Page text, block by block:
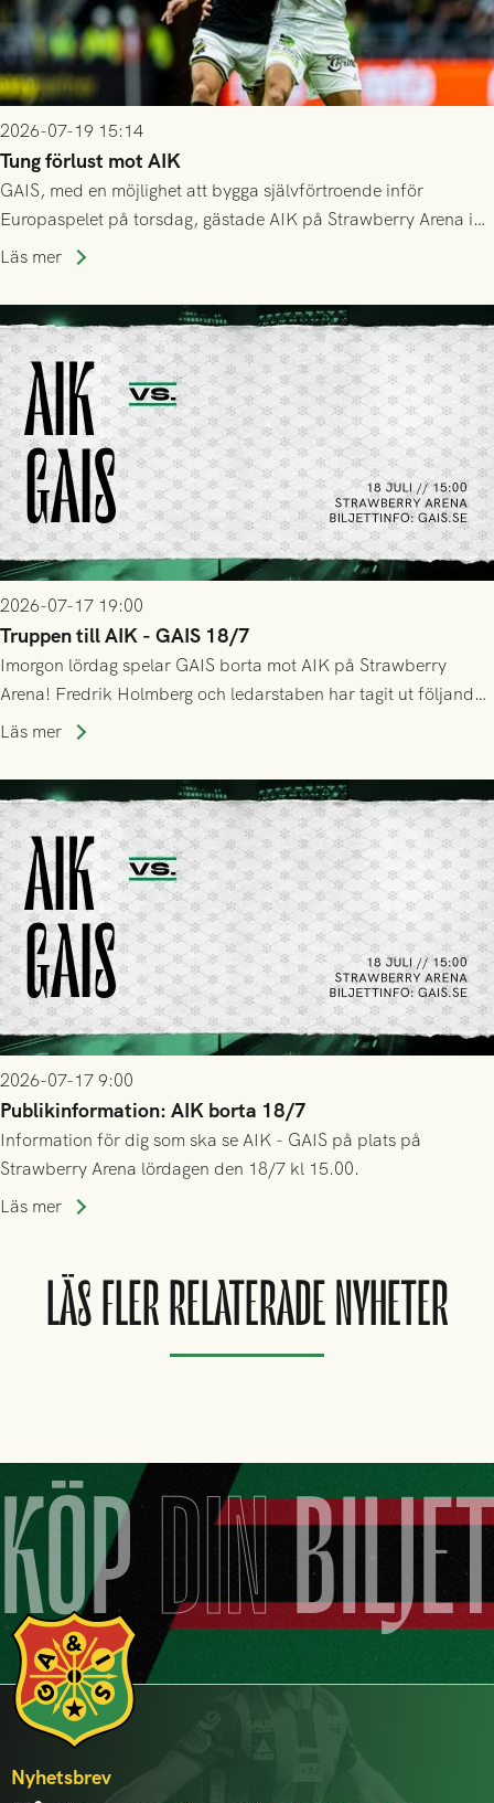
2026-07-19 15:14
Tung förlust mot AIK
GAIS, med en möjlighet att bygga självförtroende inför
Europaspelet på torsdag, gästade AIK på Strawberry Arena i
Stockholm . Men trots konstant hotande i första halvlek av
lyckades få in 2-0.
Läs mer
2026-07-17 19:00
Truppen till AIK - GAIS 18/7
Imorgon lördag spelar GAIS borta mot AIK på Strawberry
Arena! Fredrik Holmberg och ledarstaben har tagit ut följande
trupp till matchen:
Läs mer
2026-07-17 9:00
Publikinformation: AIK borta 18/7
Information för dig som ska se AIK - GAIS på plats på
Strawberry Arena lördagen den 18/7 kl 15.00.
Läs mer
LÄS FLER RELATERADE NYHETER
KÖPDIN
Nyhetsbrev